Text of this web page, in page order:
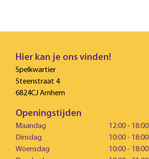
Hier kan je ons vinden!
Spelkwartier
Steenstraat 4
6824CJ Arnhem
Openingstijden
Maandag
12:00 - 18:00
Dinsdag
10:00 - 18:00
Woensdag
10:00 - 18:00